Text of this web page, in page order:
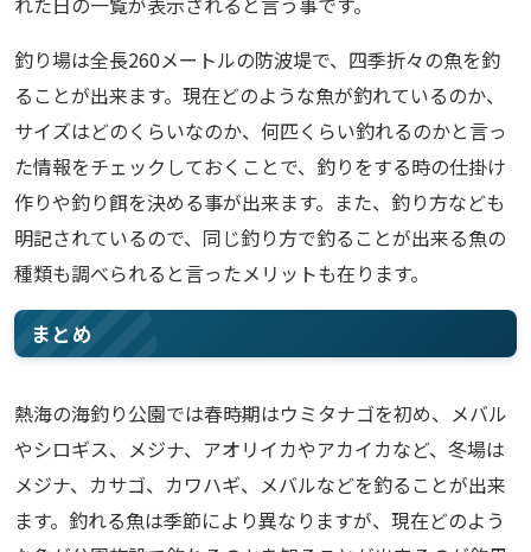
釣り場は全長260メートルの防波堤で、四季折々の魚を釣
ることが出来ます。現在どのような魚が釣れているのか、
サイズはどのくらいなのか、何匹くらい釣れるのかと言っ
た情報をチェックしておくことで、釣りをする時の仕掛け
作りや釣り餌を決める事が出来ます。また、釣り方なども
明記されているので、同じ釣り方で釣ることが出来る魚の
種類も調べられると言ったメリットも在ります。
まとめ
熱海の海釣り公園では春時期はウミタナゴを初め、メバル
やシロギス、メジナ、アオリイカやアカイカなど、冬場は
メジナ、カサゴ、カワハギ、メバルなどを釣ることが出来
ます。釣れる魚は季節により異なりますが、現在どのよう